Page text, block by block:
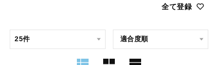
全て登録